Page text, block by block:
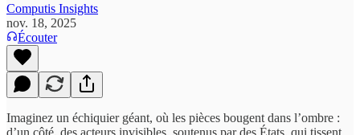
Computis Insights
nov. 18, 2025
Écouter
Imaginez un échiquier géant, où les pièces bougent dans l’ombre :
d’un côté, des acteurs invisibles, soutenus par des États, qui tissent